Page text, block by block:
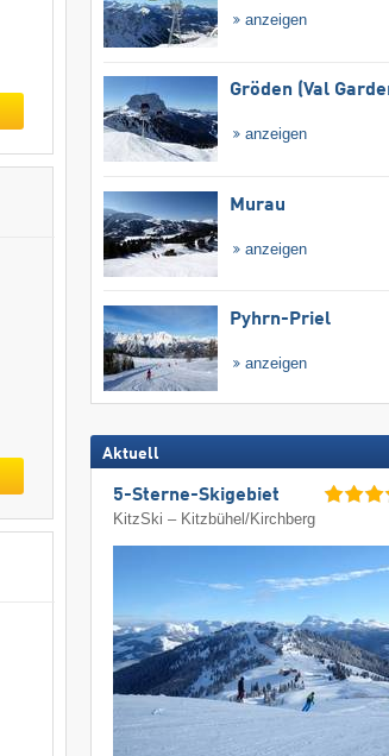
anzeigen
Gröden (Val
anzeigen
Murau
anzeigen
Pyhrn-Priel
anzeigen
Aktuell
5-Sterne-Skigebiet
KitzSki – Kitzbühel/​Kirchberg